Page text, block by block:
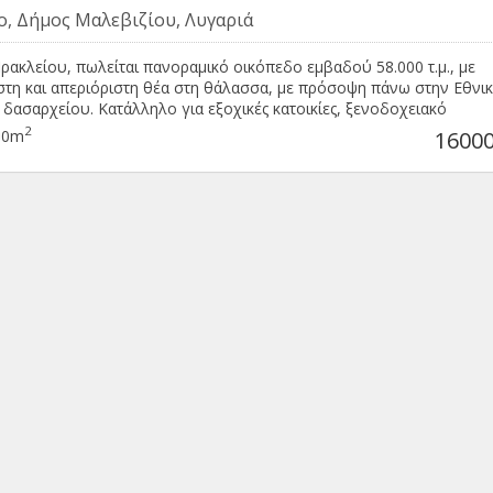
εξωτερικό χώρο με BBQ . Το οικόπεδο είναι περιφραγμένο με
. Κατάλληλο για οποιαδήποτε χρήση (π.χ για βραχυχρόνια
Τιμή : 550.000€ ΠΕΑ: Δ'
Δήμος Μαλεβιζίου, Λυγαριά
πωλείται πανοραμικό οικόπεδο εμβαδού 58.000 τ.μ., με
και απεριόριστη θέα στη θάλασσα, με πρόσοψη πάνω στην
Κατάλληλο για εξοχικές κατοικίες, ξενοδοχειακό
και οποιαδήποτε άλλη χρήση. Τιμή πώλησης : 1.600.000€
2